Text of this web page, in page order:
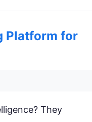
Platform for
They